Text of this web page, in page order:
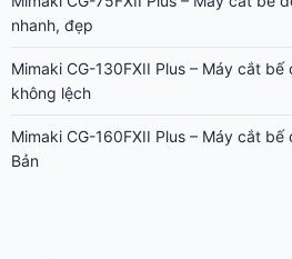
nhanh, đẹp
Mimaki CG-130FXII Plus – Máy cắt
không lệch
Mimaki CG-160FXII Plus – Máy cắt
Bản